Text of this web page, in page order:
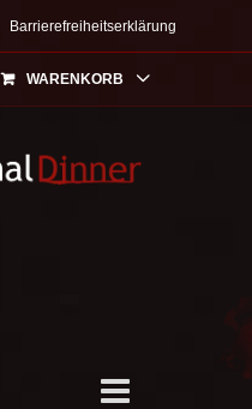
Barrierefreiheitserklärung
WARENKORB